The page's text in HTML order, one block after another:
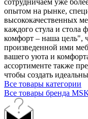
опытом на рынке,
высококачественных
каждого стула и стола
комфорт – наша цель",
произведенной ими
вашего уюта и
ассортименте также
чтобы создать
Все товары категории
Все товары бренда